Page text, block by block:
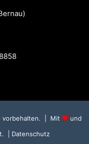
vorbehalten. | Mit
und
| Datenschutz